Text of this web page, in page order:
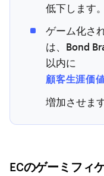
低下します。
ゲーム化さ
は、Bond
以内に
顧客生涯価
増加させます
ECのゲーミフィ